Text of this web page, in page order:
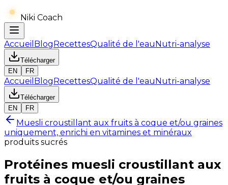
Niki Coach
Accueil BlogRecettesQualité de l'eauNutri-analyse
Télécharger
EN
FR
Accueil BlogRecettesQualité de l'eauNutri-analyse
Télécharger
EN
FR
Muesli croustillant aux fruits à coque et/ou graines
uniquement, enrichi en vitamines et minéraux
produits sucrés
Protéines muesli croustillant aux
fruits à coque et/ou graines